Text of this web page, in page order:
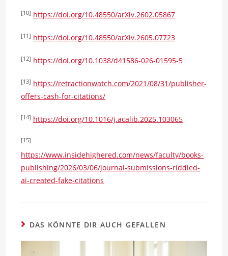
[10] https://doi.org/10.48550/arXiv.2602.05867
[11] https://doi.org/10.48550/arXiv.2605.07723
[12] https://doi.org/10.1038/d41586-026-01595-5
[13] https://retractionwatch.com/2021/08/31/publisher-
offers-cash-for-citations/
[14] https://doi.org/10.1016/j.acalib.2025.103065
[15]
https://www.insidehighered.com/news/faculty/books-
publishing/2026/03/06/journal-submissions-riddled-
ai-created-fake-citations
DAS KÖNNTE DIR AUCH GEFALLEN